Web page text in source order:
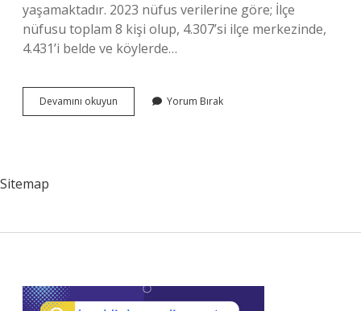
yaşamaktadır. 2023 nüfus verilerine göre; İlçe
nüfusu toplam 8 kişi olup, 4.307’si ilçe merkezinde,
4.431’i belde ve köylerde…
Devamını okuyun Altınekin
Kaymakamı
Yorum Bırak
Sitemap
Sidebar